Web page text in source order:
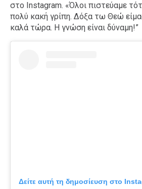
στο Instagram. «Όλοι πιστεύαμε
πολύ κακή γρίπη. Δόξα τω Θεώ
καλά τώρα. Η γνώση είναι δύναμη!”
Δείτε αυτή τη δημοσίευση στο